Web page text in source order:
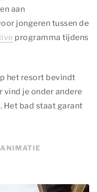
aan
jongeren tussen de
programma tijdens
het resort bevindt
vind je onder andere
Het bad staat garant